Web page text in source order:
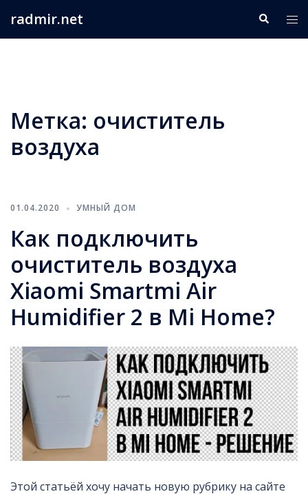
radmir.net Поиск
Метка: очиститель
воздуха
01.04.2020 УМНЫЙ ДОМ
Как подключить
очиститель воздуха
Xiaomi Smartmi Air
Humidifier 2 в Mi Home?
Этой статьёй хочу начать новую рубрику на сайте